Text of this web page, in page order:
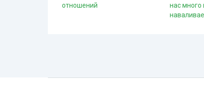
отношений
нас много